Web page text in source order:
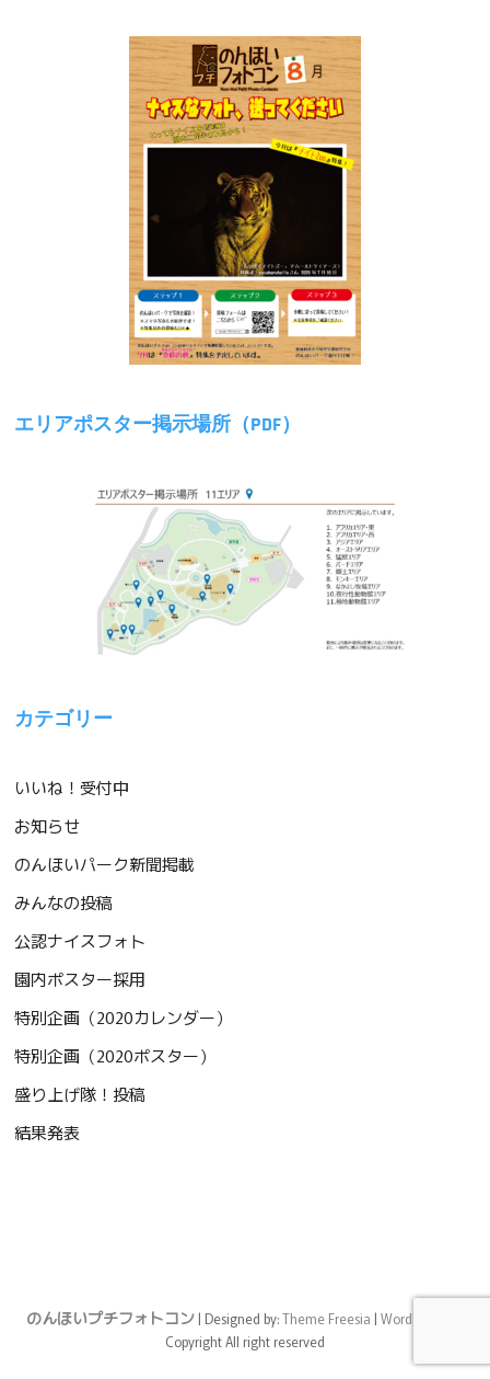
エリアポスター掲示場所（PDF）
カテゴリー
いいね！受付中
お知らせ
のんほいパーク新聞掲載
みんなの投稿
公認ナイスフォト
園内ポスター採用
特別企画（2020カレンダー）
特別企画（2020ポスター）
盛り上げ隊！投稿
結果発表
のんほいプチフォトコン | Designed by:Theme Freesia |WordPress
Copyright All right reserved